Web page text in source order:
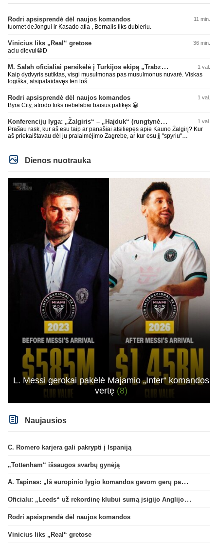
Rodri apsisprendė dėl naujos komandos 11 min.
tuomet deJongui ir Kasado atia , Bernalis liks dubleriu.
Vinicius liks „Real“ gretose 36 min.
aciu dievui😀D
M. Salah oficialiai persikėlė į Turkijos ekipą „Trabzonspor“ 1 val.
Kaip dydvyris sutiktas, visgi musulmonas pas musulmonus nuvarė. Viskas
logiška, atsipalaidavęs ten loš.
Rodri apsisprendė dėl naujos komandos 1 val.
Byra City, atrodo toks nebelabai baisus palikęs 😀
Konferencijų lyga: „Žalgiris“ – „Hajduk“ (rungtynės tiesiogiai) 1 val.
Prašau rask, kur aš esu taip ar panašiai atsiliepęs apie Kauno Žalgirį? Kur
aš priekaištavau dėl jų pralaimėjimo Zagrebe, ar kur esu jį "spyriu"
Dienos nuotrauka
L. Messi gerokai pakėlė Majamio „Inter“ komandos
vertę (8)
Naujausios
C. Romero karjera gali pakrypti į Ispaniją
„Tottenham“ išsaugos svarbų gynėją
A. Tapinas: „Iš europinio lygio komandos gavom gerų pamokų“
Oficialu: „Leeds“ už rekordinę klubui sumą įsigijo Anglijos rinktinės vartininką
Rodri apsisprendė dėl naujos komandos
Vinicius liks „Real“ gretose